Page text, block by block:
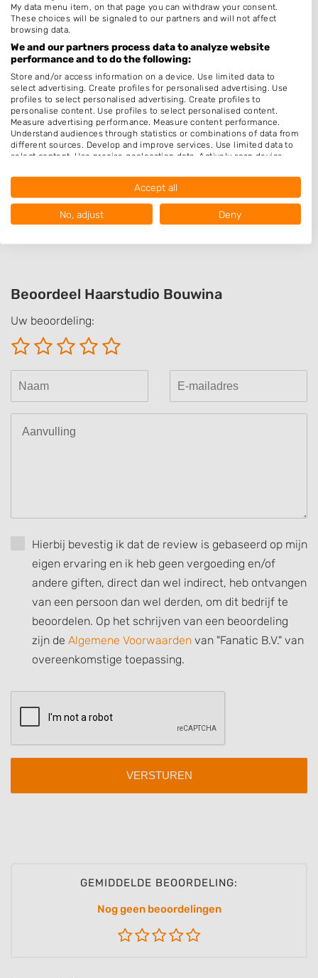
Zonder Afspraak
Hairextensions
Epileren
Keratine behandeling
Bruidskapsel
Make-up & Visagie
Schoonheidssalon
Openingstijden
Op afspraak
Beoordeel Haarstudio Bouwina
Uw beoordeling:
Hierbij bevestig ik dat de review is gebaseerd op mijn
eigen ervaring en ik heb geen vergoeding en/of
andere giften, direct dan wel indirect, heb ontvangen
van een persoon dan wel derden, om dit bedrijf te
beoordelen. Op het schrijven van een beoordeling
zijn de Algemene Voorwaarden van "Fanatic B.V." van
overeenkomstige toepassing.
GEMIDDELDE BEOORDELING:
Nog geen beoordelingen
My data menu item, on that page you can withdraw your consent.
These choices will be signaled to our partners and will not affect
browsing data.
We and our partners process data to analyze website
performance and to do the following:
Store and/or access information on a device. Use limited data to
select advertising. Create profiles for personalised advertising. Use
profiles to select personalised advertising. Create profiles to
personalise content. Use profiles to select personalised content.
Measure advertising performance. Measure content performance.
Understand audiences through statistics or combinations of data from
different sources. Develop and improve services. Use limited data to
select content. Use precise geolocation data. Actively scan device
Data may be shared outside of the European Union and send to the
Your consent and the cookie policy applies solely to this website/app.
View Partner List (1016 IAB Vendors)
We use your data for the following purposes:
Create profiles for personalised advertising
Use profiles to select personalised
advertising
Create profiles to personalise content
Use profiles to select personalised content
or combinations of data from different
sources
Develop and improve services
Use limited data to select content
Use precise geolocation data
Non-IAB processing purposes:
Necessary
Accept all
No, adjust Deny